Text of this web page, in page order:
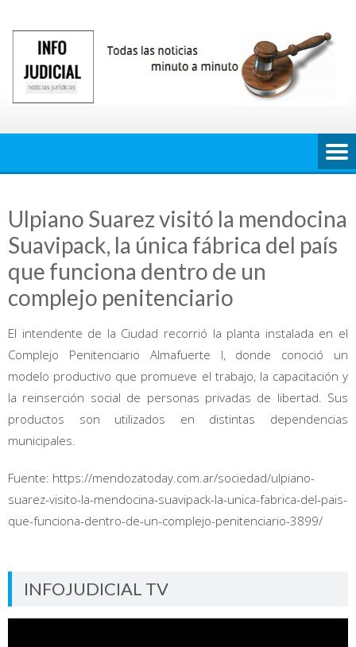
contenido
Ulpiano Suarez visitó la mendocina
Suavipack, la única fábrica del país
que funciona dentro de un
complejo penitenciario
El intendente de la Ciudad recorrió la planta instalada en el
Complejo Penitenciario Almafuerte I, donde conoció un
modelo productivo que promueve el trabajo, la capacitación y
la reinserción social de personas privadas de libertad. Sus
productos son utilizados en distintas dependencias
municipales.
Fuente: https://mendozatoday.com.ar/sociedad/ulpiano-
suarez-visito-la-mendocina-suavipack-la-unica-fabrica-del-pais-
que-funciona-dentro-de-un-complejo-penitenciario-3899/
INFOJUDICIAL TV